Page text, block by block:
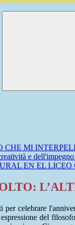
CHE MI
e
EN EL
celebrare
del